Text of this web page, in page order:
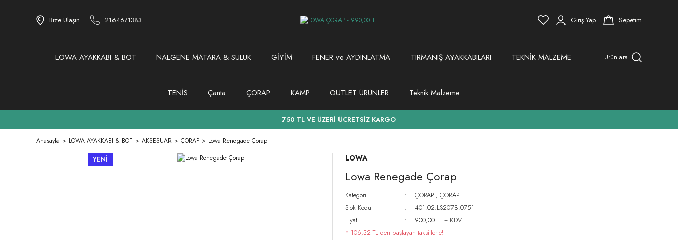
Bize Ulaşın 2164671383 Giriş Yap Sepetim
LOWA AYAKKABI & BOT NALGENE MATARA & SULUK GİYİM FENER ve AYDINLATMA TIRMANIŞ AYAKKABILARI TEKNİK MALZEME
TENİS Çanta ÇORAP KAMP OUTLET ÜRÜNLER Teknik Malzeme
Ürün ara
750 TL VE ÜZERİ ÜCRETSİZ KARGO
Anasayfa LOWA AYAKKABI & BOT AKSESUAR ÇORAP Lowa Renegade Çorap
YENİ LOWA
Lowa Renegade Çorap
Kategori ÇORAP , ÇORAP
Stok Kodu
401.02.LS2078.0751
Fiyat
900,00 TL + KDV
* 106,32 TL den başlayan taksitlerle!